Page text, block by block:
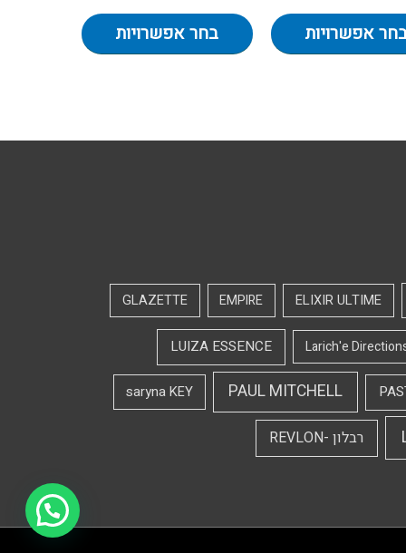
אפשרויות בחר אפשרויות
ELIXIR ULTIME
EMPIRE
GLAZETTE
Larich'e
LUIZA ESSENCE
PAUL MITCHELL
saryna KEY
רבלון -REVLON